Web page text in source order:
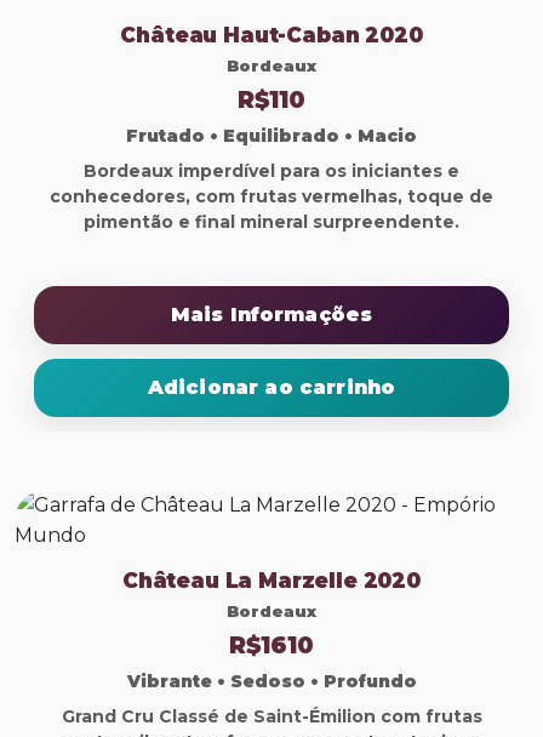
Château Haut-Caban 2020
Bordeaux
R$110
Frutado • Equilibrado • Macio
Bordeaux imperdível para os iniciantes e
conhecedores, com frutas vermelhas, toque de
pimentão e final mineral surpreendente.
Mais Informações
Adicionar ao carrinho
⁠Château La Marzelle 2020
Bordeaux
R$1610
Vibrante • Sedoso • Profundo
Grand Cru Classé de Saint-Émilion com frutas